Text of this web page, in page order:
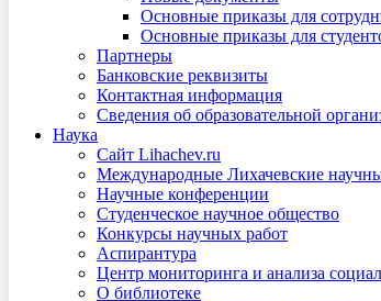
Основные приказы для
Основные приказы для
Партнеры
Банковские реквизиты
Контактная информация
Сведения об образовательной
Наука
Сайт Lihachev.ru
Международные Лихачевские
Научные конференции
Студенческое научное общество
Конкурсы научных работ
Аспирантура
Центр мониторинга и анализа
О библиотеке